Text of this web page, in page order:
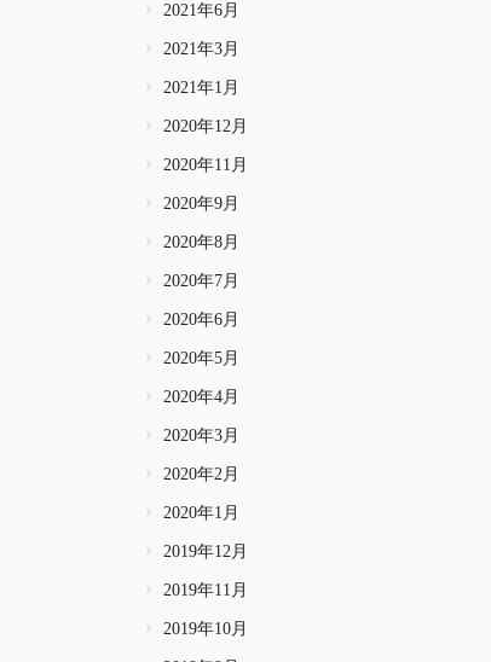
2021年6月
2021年3月
2021年1月
2020年12月
2020年11月
2020年9月
2020年8月
2020年7月
2020年6月
2020年5月
2020年4月
2020年3月
2020年2月
2020年1月
2019年12月
2019年11月
2019年10月